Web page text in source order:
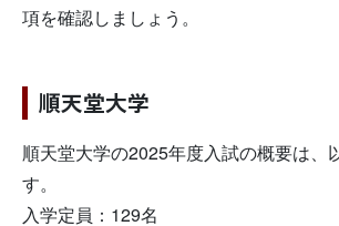
項を確認しましょう。
順天堂大学
順天堂大学の2025年度入試の概要は、
す。
入学定員：129名